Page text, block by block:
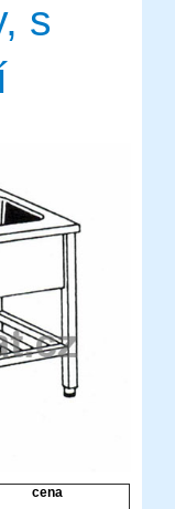
s
cena